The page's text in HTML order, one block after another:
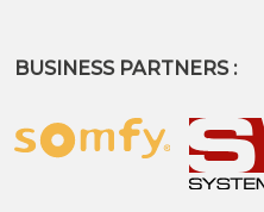
BUSINESS PARTNERS :